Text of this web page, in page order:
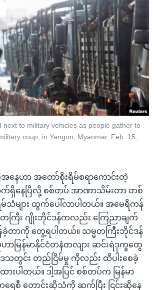
ာ
ပ်စာ
ပ်စာ
ျက်အလက်များ
ဉ်
ား
း
next to military vehicles as people gather to
coup, in Yangon, Myanmar, Feb. 15,
ေအနေဟာ အတော်စိုးရိမ်စရာကောင်းတဲ့
က်ရှိနေပြီလို့ စစ်တပ် အာဏာသိမ်းတာ တစ်
ရိမ်သံများ ထွက်ပေါ်လာပါတယ်။ အမေရိကန်
တကြီး ဂျိုးဘိုင်ဒန်ကလည်း ကြေညာချက်
ခဲ့တာကို တွေ့ရပါတယ်။ သမ္မတကြီးဘိုင်ဒန်
မြန်မာနိုင်ငံတနံတလျား ဆင်းရဲဒုက္ခတွေ
ဒေသတွင်း တည်ငြိမ်မှု ကိုလည်း ထိပါးစေခဲ့
ပါတယ်။ ဒါ့အပြင် စစ်တပ်က မြန်မာ
ေစီ တောင်းဆိုသံကို ဆက်ပြီး ငြင်းဆိုနေ